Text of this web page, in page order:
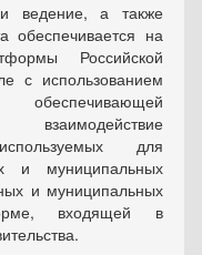
ведение, а также
обеспечивается на
Российской
с использованием
обеспечивающей
взаимодействие
для
и муниципальных
и муниципальных
входящей в